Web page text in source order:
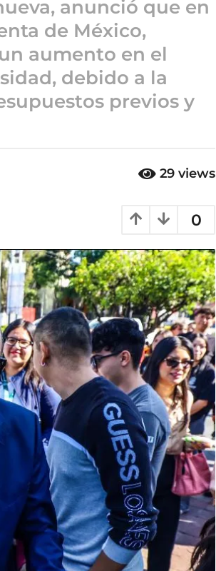
anunció que en
de México,
aumento en el
debido a la
previos y
29 views
0